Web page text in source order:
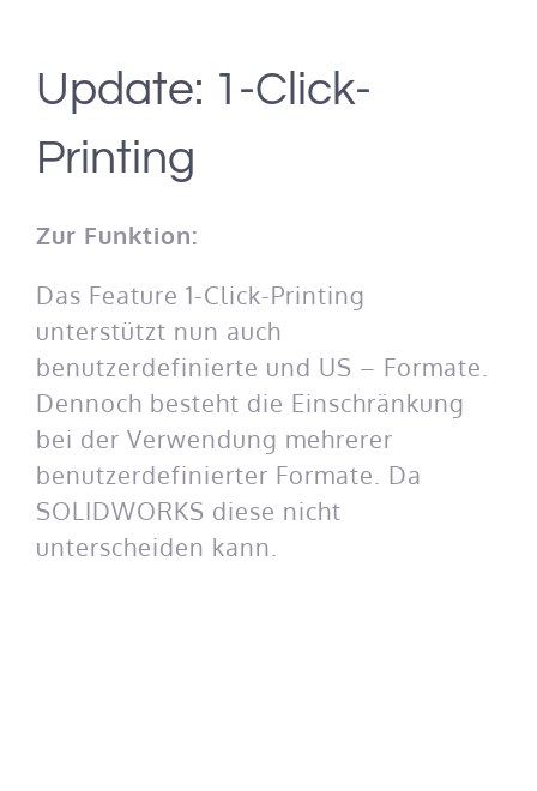
Update: 1-Click-
Printing
Zur Funktion:
Das Feature 1-Click-Printing
unterstützt nun auch
benutzerdefinierte und US – Formate.
Dennoch besteht die Einschränkung
bei der Verwendung mehrerer
benutzerdefinierter Formate. Da
SOLIDWORKS diese nicht
unterscheiden kann.